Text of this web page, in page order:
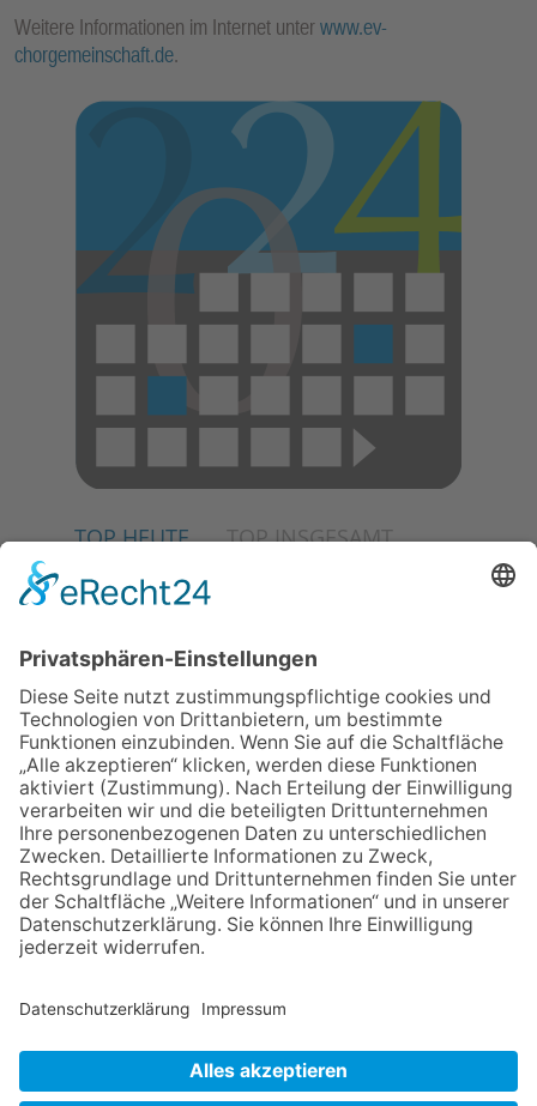
Weitere Informationen im Internet unterwww.ev-
chorgemeinschaft.de.
TOP HEUTE TOP INSGESAMT
02.07.2026
04.06.2026
Junge Musiker erringen Sieg
beim Mendelssohn-
Wettbewerb
23.07.2026
Partnerschaftsverein
Kronberg-Aberystwyth feiert
30-Jähriges
13.05.2026
GEWINNSPIEL
06.08.2026
„Die Globale Märchenstraße“:
Workshopreihe in der
Stadtbücherei
NACH OBEN